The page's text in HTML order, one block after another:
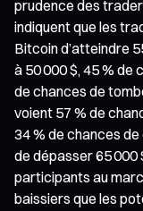
prudence des
indiquent que les
Bitcoin d’atteindre
à 50 000 $, 45 % de
de chances de
voient 57 % de
34 % de chances
de dépasser 65 000
participants au
baissiers que les